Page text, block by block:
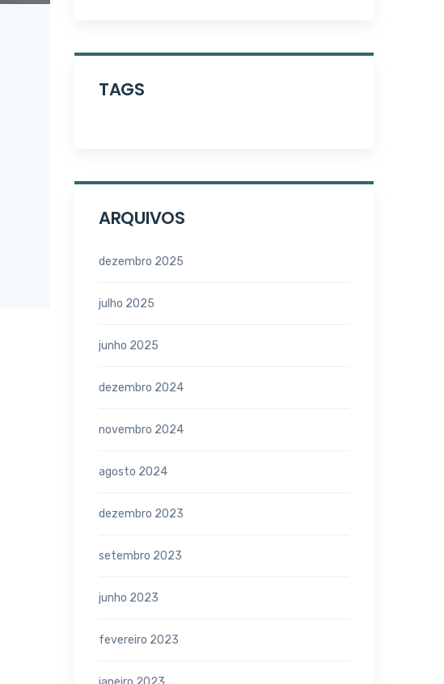
TAGS
ARQUIVOS
dezembro 2025
julho 2025
junho 2025
dezembro 2024
novembro 2024
agosto 2024
dezembro 2023
setembro 2023
junho 2023
fevereiro 2023